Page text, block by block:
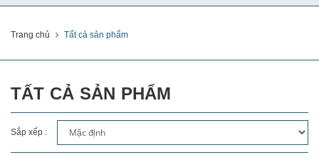
Trang chủ Tất cả sản phẩm
TẤT CẢ SẢN PHẨM
Sắp xếp :